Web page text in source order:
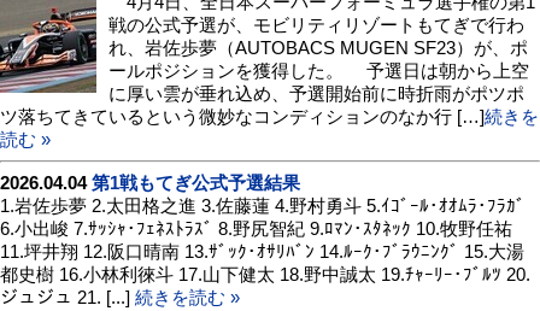
戦の公式予選が、モビリティリゾートもてぎで行わ
れ、岩佐歩夢（AUTOBACS MUGEN SF23）が、ポ
ールポジションを獲得した。 予選日は朝から上空
に厚い雲が垂れ込め、予選開始前に時折雨がポツポ
ツ落ちてきているという微妙なコンディションのなか行 […]続きを
読む »
2026.04.04第1戦もてぎ公式予選結果
1.岩佐歩夢 2.太田格之進 3.佐藤蓮 4.野村勇斗 5.ｲｺﾞｰﾙ･ｵｵﾑﾗ･ﾌﾗｶﾞ
6.小出峻 7.ｻｯｼｬ･ﾌｪﾈｽﾄﾗｽﾞ 8.野尻智紀 9.ﾛﾏﾝ･ｽﾀﾈｯｸ 10.牧野任祐
11.坪井翔 12.阪口晴南 13.ｻﾞｯｸ･ｵｻﾘﾊﾞﾝ 14.ﾙｰｸ･ﾌﾞﾗｳﾆﾝｸﾞ 15.大湯
都史樹 16.小林利徠斗 17.山下健太 18.野中誠太 19.ﾁｬｰﾘｰ･ﾌﾞﾙﾂ 20.
ジュジュ 21. [...] 続きを読む »